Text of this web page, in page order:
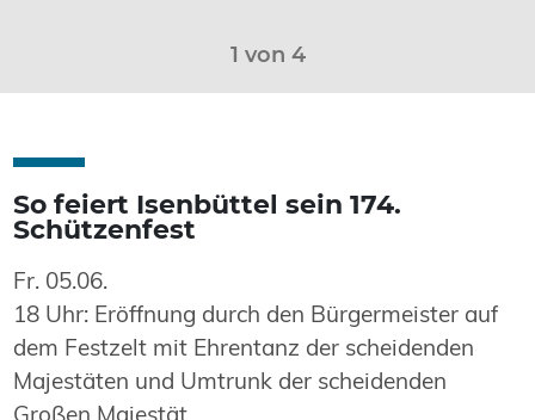
1 von 4
So feiert Isenbüttel sein 174.
Schützenfest
Fr. 05.06.
18 Uhr: Eröffnung durch den Bürgermeister auf
dem Festzelt mit Ehrentanz der scheidenden
Majestäten und Umtrunk der scheidenden